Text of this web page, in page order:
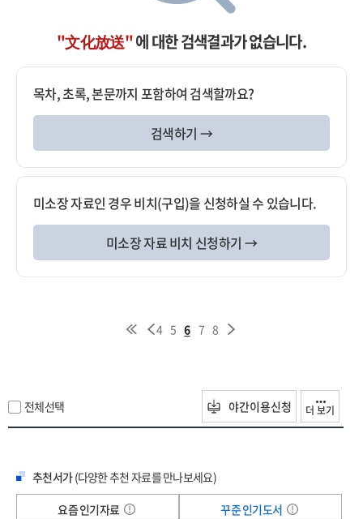
"文化放送"에 대한 검색결과가 없습니다.
목차, 초록, 본문까지 포함하여 검색할까요?
검색하기 →
미소장 자료인 경우 비치(구입)을 신청하실 수 있습니다.
미소장 자료 비치 신청하기 →
4 5 6 7 8
전체선택 야간이용신청 더 보기
추천서가(다양한 추천 자료를 만나보세요)
요즘 인기자료
꾸준 인기도서